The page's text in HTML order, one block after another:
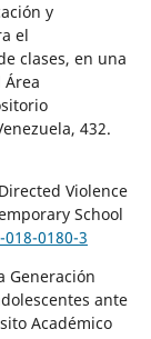
y
el
clases, en una
432.
Violence
School
0180-3
Generación
ante
Académico